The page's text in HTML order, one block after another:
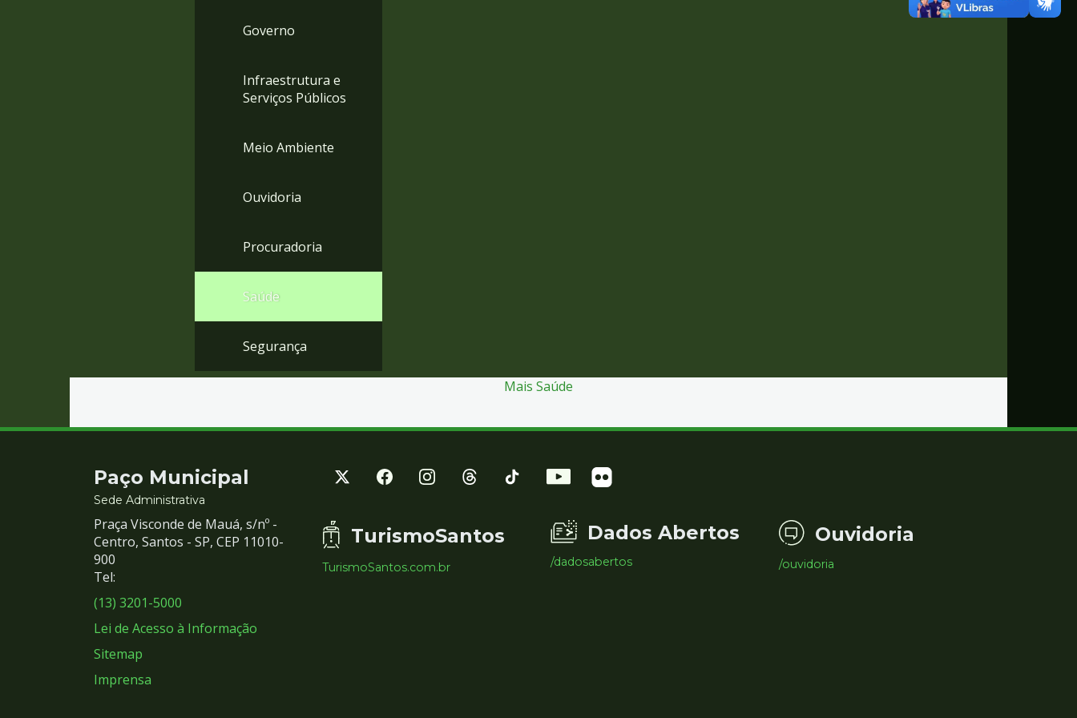
Governo
Infraestrutura e
Serviços Públicos
Meio Ambiente
Ouvidoria
Procuradoria
Saúde
Segurança
Mais Saúde
Contato
e
Redes
Sociais
Paço Municipal
Sede Administrativa
Praça Visconde de Mauá, s/nº -
Centro, Santos - SP, CEP 11010-
900
Tel:
(13) 3201-5000
Lei de Acesso à Informação
Sitemap
Imprensa
TurismoSantos
TurismoSantos.com.br
Dados Abertos
/dadosabertos
Ouvidoria
/ouvidoria